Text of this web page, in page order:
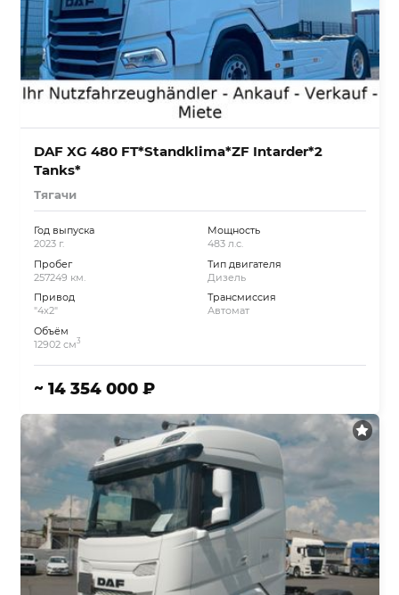
DAF XG 480 FT*Standklima*ZF Intarder*2
Tanks*
Тягачи
Год выпуска
2023 г.
Пробег
257249 км.
Привод
"4x2"
Объём
12902 см3
Мощность
483 л.с.
Тип двигателя
Дизель
Трансмиссия
Автомат
~ 14 354 000 ₽